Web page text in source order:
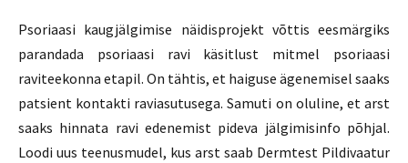
Psoriaasi kaugjälgimise näidisprojekt võttis eesmärgiks
parandada psoriaasi ravi käsitlust mitmel psoriaasi
raviteekonna etapil. On tähtis, et haiguse ägenemisel saaks
patsient kontakti raviasutusega. Samuti on oluline, et arst
saaks hinnata ravi edenemist pideva jälgimisinfo põhjal.
Loodi uus teenusmudel, kus arst saab Dermtest Pildivaatur